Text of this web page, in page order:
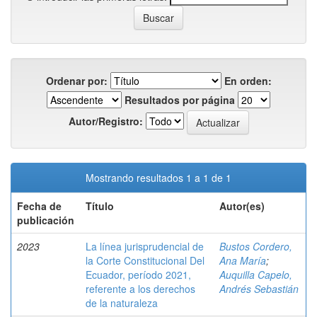
Ordenar por:
En orden:
Resultados por página
Autor/Registro:
Mostrando resultados 1 a 1 de 1
Fecha de
publicación
Título Autor(es)
2023
La línea jurisprudencial de
la Corte Constitucional Del
Ecuador, período 2021,
referente a los derechos
de la naturaleza
Bustos Cordero,
Ana María;
Auquilla Capelo,
Andrés Sebastián